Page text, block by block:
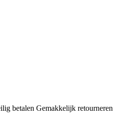
betalen Gemakkelijk retourneren